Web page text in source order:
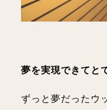
夢を実現できてと
ずっと夢だったウ